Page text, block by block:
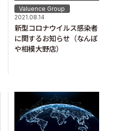
Valuence Group
2021.08.14
新型コロナウイルス感染者
に関するお知らせ（なんぼ
や相模大野店）